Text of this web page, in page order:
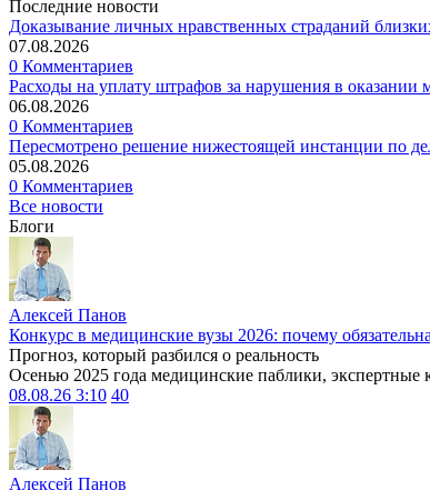
Последние новости
Доказывание личных нравственных страданий
07.08.2026
0 Комментариев
Расходы на уплату штрафов за нарушения в
06.08.2026
0 Комментариев
Пересмотрено решение нижестоящей инстанции по
05.08.2026
0 Комментариев
Все новости
Блоги
Алексей Панов
Конкурс в медицинские вузы 2026: почему
Прогноз, который разбился о реальность
Осенью 2025 года медицинские паблики, экспертные
08.08.26 3:10 40
Алексей Панов